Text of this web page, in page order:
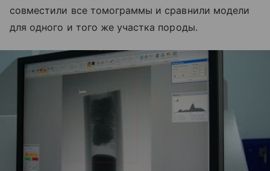
совместили все томограммы и сравнили модели
для одного и того же участка породы.